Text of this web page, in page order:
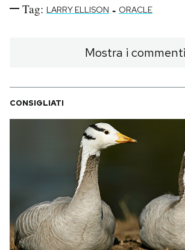
Tag: LARRY ELLISON - ORACLE
Mostra i commenti
CONSIGLIATI